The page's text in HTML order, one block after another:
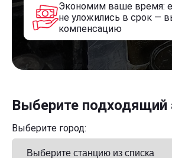
Экономим ваше время:
не уложились в срок —
компенсацию
Выберите подходящий
Выберите город: